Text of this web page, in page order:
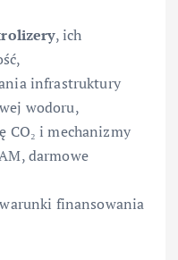
, ich
infrastruktury
wodoru,
CO₂ i mechanizmy
darmowe
finansowania